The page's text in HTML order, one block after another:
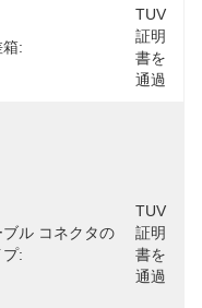
:
TUV
証明
書を
通過
ブル コネクタの
プ:
TUV
証明
書を
通過